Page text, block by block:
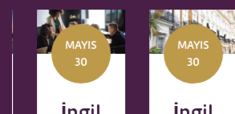
MAYIS
MAYIS